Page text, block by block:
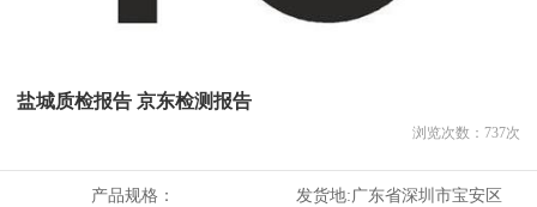
盐城质检报告 京东检测报告
浏览次数： 737次
产品规格： 发货地:广东省深圳市宝安区